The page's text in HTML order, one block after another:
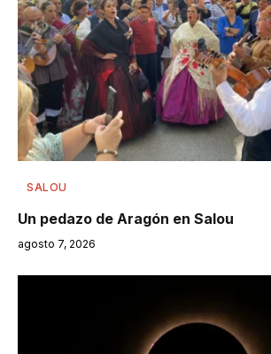
SALOU
Un pedazo de Aragón en Salou
agosto 7, 2026